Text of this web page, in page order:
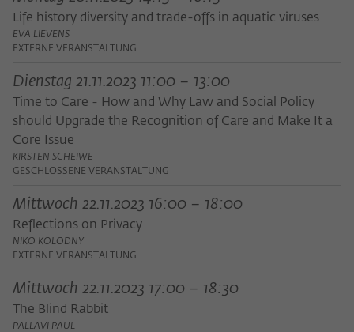
Life history diversity and trade-offs in aquatic viruses
EVA LIEVENS
EXTERNE VERANSTALTUNG
Dienstag 21.11.2023 11:00 – 13:00
Time to Care - How and Why Law and Social Policy
should Upgrade the Recognition of Care and Make It a
Core Issue
KIRSTEN SCHEIWE
GESCHLOSSENE VERANSTALTUNG
Mittwoch 22.11.2023 16:00 – 18:00
Reflections on Privacy
NIKO KOLODNY
EXTERNE VERANSTALTUNG
Mittwoch 22.11.2023 17:00 – 18:30
The Blind Rabbit
PALLAVI PAUL
Zweck
der/die Besucher:in durch eine Verlinkung
Name _pk_ses
Anbieter Matomo
Zweck
verwendet, vorübergehend Daten über
den aktuellen Aufenthalt des Besuchs auf
der Webseite des Wissenschaftskollegs
zu speichern.
können